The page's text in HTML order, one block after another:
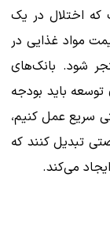
که اختلال در یک
مواد غذایی در
شود. بانک‌های
باید بودجه
سریع عمل کنیم،
تبدیل کنند که
می‌کند.